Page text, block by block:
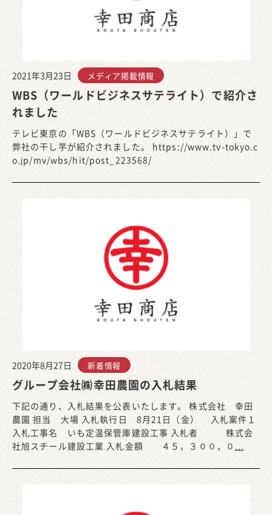
2021年3月23日 メディア掲載情報
WBS（ワールドビジネスサテライト）で紹介さ
れました
テレビ東京の「WBS（ワールドビジネスサテライト）」で
弊社の干し芋が紹介されました。 https://www.tv-tokyo.c
o.jp/mv/wbs/hit/post_223568/
2020年8月27日 新着情報
グループ会社㈱幸田農園の入札結果
下記の通り、入札結果を公表いたします。 株式会社 幸田
農園 担当 大場 入札執行日 8月21日（金） 入札案件１
入札工事名 いも定温保管庫建設工事 入札者 株式会
社旭スチール建設工業 入札金額 ４５，３００，０